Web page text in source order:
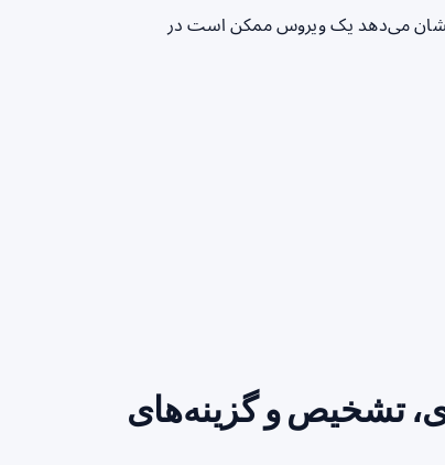
نشان می‌دهد یک ویروس ممکن است در
تشخیص و گزینه‌های